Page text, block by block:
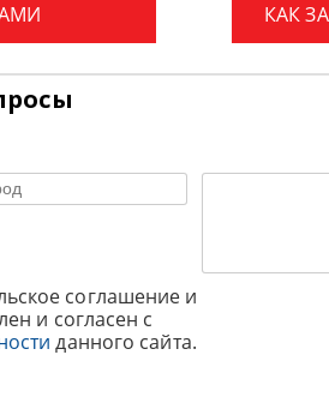
КАК
соглашение и
и согласен с
данного сайта.